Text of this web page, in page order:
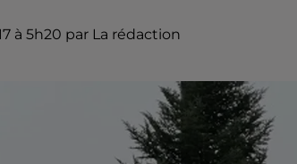
à 5h20 par La rédaction